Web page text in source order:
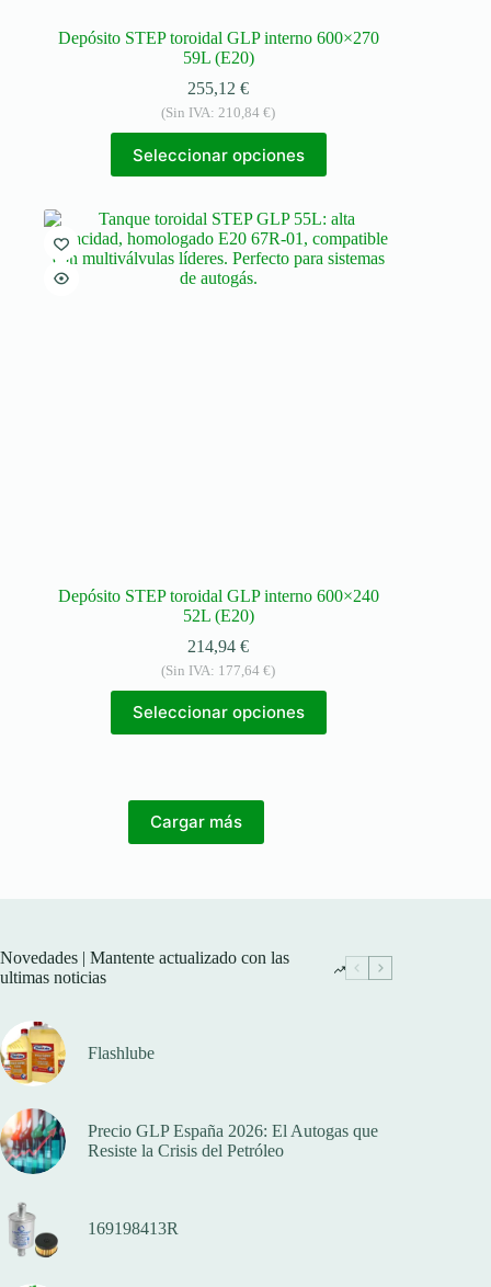
Depósito STEP toroidal GLP interno 600×270
59L (E20)
255,12€
(Sin IVA:210,84€)
Seleccionar opciones
Depósito STEP toroidal GLP interno 600×240
52L (E20)
214,94€
(Sin IVA: 177,64€)
Seleccionar opciones
Cargar más
Novedades | Mantente actualizado con las
ultimas noticias
Flashlube
Precio GLP España 2026: El Autogas que
Resiste la Crisis del Petróleo
169198413R